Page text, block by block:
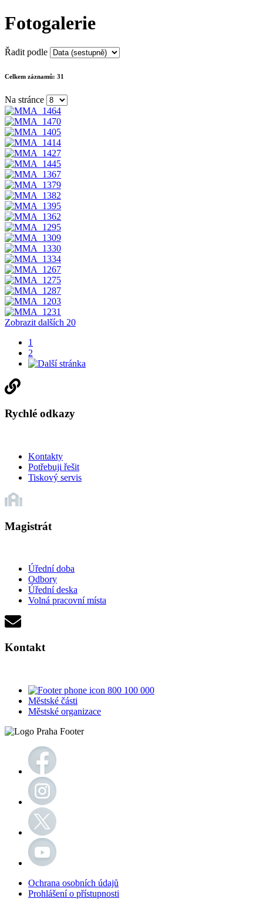
Fotogalerie
Řadit podle
Celkem záznamů: 31
Na stránce
Zobrazit dalších 20
1
2
Rychlé odkazy
Kontakty
Potřebuji řešit
Tiskový servis
Magistrát
Úřední doba
Odbory
Úřední deska
Volná pracovní místa
Kontakt
800 100 000
Městské části
Městské organizace
Ochrana osobních údajů
Prohlášení o přístupnosti